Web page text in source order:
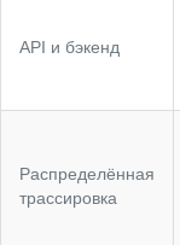
API и бэкенд
Распределённая
трассировка